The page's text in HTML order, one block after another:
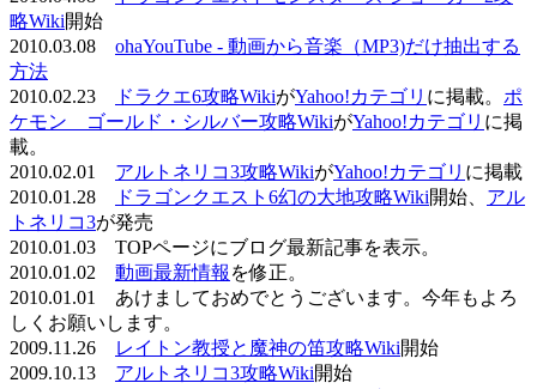
略Wiki開始
2010.03.08 ohaYouTube - 動画から音楽（MP3)だけ抽出する
方法
2010.02.23
ドラクエ6攻略WikiがYahoo!カテゴリ に掲載。 ポ
ケモン ゴールド・シルバー攻略WikiがYahoo!カテゴリ に掲
載。
2010.02.01 アルトネリコ3攻略WikiがYahoo!カテゴリ に掲載
2010.01.28
ドラゴンクエスト6幻の大地攻略Wiki開始、 アル
トネリコ3が発売
2010.01.03 TOPページにブログ最新記事を表示。
2010.01.02 動画最新情報 を修正。
2010.01.01 あけましておめでとうございます。今年もよろ
しくお願いします。
2009.11.26
レイトン教授と魔神の笛攻略Wiki開始
2009.10.13 アルトネリコ3攻略Wiki開始